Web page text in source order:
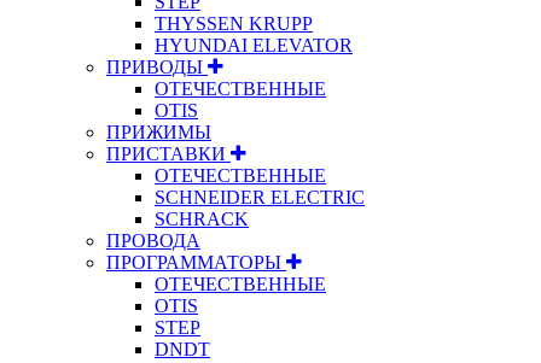
THYSSEN KRUPP
HYUNDAI ELEVATOR
ПРИВОДЫ
ОТЕЧЕСТВЕННЫЕ
OTIS
ПРИЖИМЫ
ПРИСТАВКИ
ОТЕЧЕСТВЕННЫЕ
SCHNEIDER ELECTRIC
SCHRACK
ПРОВОДА
ПРОГРАММАТОРЫ
ОТЕЧЕСТВЕННЫЕ
OTIS
STEP
DNDT